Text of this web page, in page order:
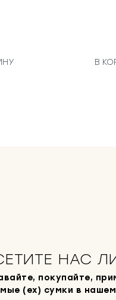
В
НАС
покупайте,
(ex) сумки в нашем